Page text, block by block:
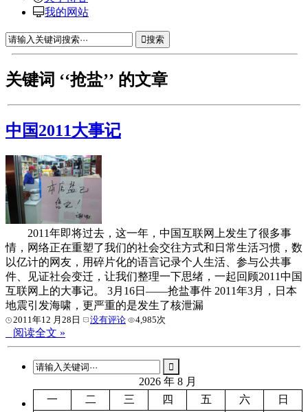
我的网站
搜索
关键词 ‘‘抢盐’’ 的文章
中国2011大事记
2011年即将过去，这一年，中国互联网上发生了很多事
情，网络正在重塑了我们的社会交往方式和日常生活习惯，数
以亿计的网友，用碎片化的语言记录个人生活、参与公共事
件、见证社会变迁，让我们整理一下思绪，一起回顾2011中国
互联网上的大事记。 3月16日——抢盐事件 2011年3月，日本
地震引发海啸，更严重的是发生了核泄漏
2011年12 月28日 没有评论 4,985次
阅读全文 »
2026 年 8 月
一
二 三 四 五 六
日